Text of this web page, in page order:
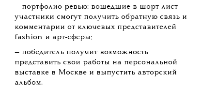
— портфолио-ревью: вошедшие в шорт-лист
участники смогут получить обратную связь и
комментарии от ключевых представителей
fashion и арт-сферы;
— победитель получит возможность
представить свои работы на персональной
выставке в Москве и выпустить авторский
альбом.